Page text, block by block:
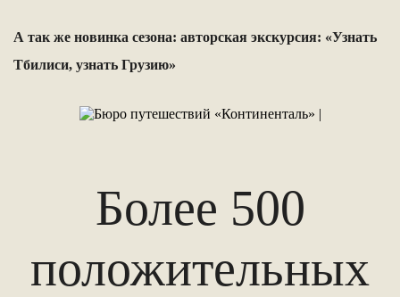
А так же новинка сезона: авторская экскурсия: «Узнать
Тбилиси, узнать Грузию»
Более 500
положительных